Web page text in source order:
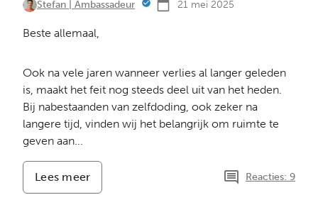
Stefan | Ambassadeur 21 mei 2025
Beste allemaal,
Ook na vele jaren wanneer verlies al langer geleden
is, maakt het feit nog steeds deel uit van het heden.
Bij nabestaanden van zelfdoding, ook zeker na
langere tijd, vinden wij het belangrijk om ruimte te
geven aan...
Lees meer
Inventarisatie
Reacties: 9